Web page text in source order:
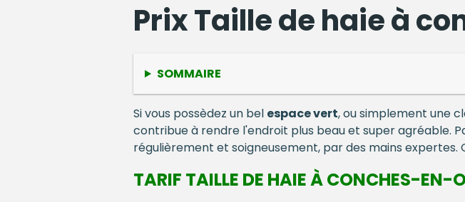
Prix Taille de haie à
SOMMAIRE
Si vous possèdez un bel espace vert, ou simplement une
contribue à rendre l'endroit plus beau et super agréable.
régulièrement et soigneusement, par des mains
TARIF TAILLE DE HAIE À CONCHES-EN-